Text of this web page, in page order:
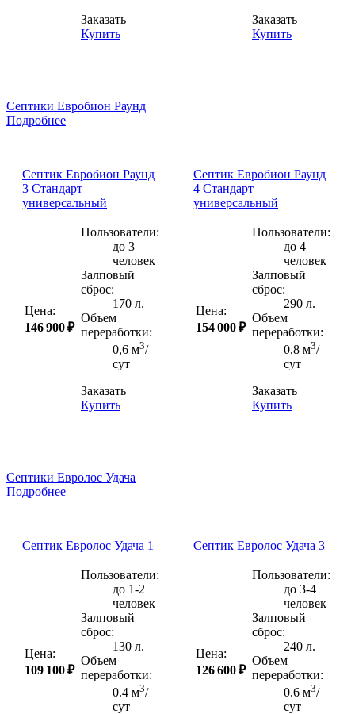
Заказать
Купить
Заказать
Купить
Септики Евробион Раунд
Подробнее
Септик Евробион Раунд
3 Стандарт
универсальный
Цена:
146 900 ₽
Пользователи:
до 3
человек
Залповый
сброс:
170 л.
Объем
переработки:
0,6 м3/
сут
Заказать
Купить
Септик Евробион Раунд
4 Стандарт
универсальный
Цена:
154 000 ₽
Пользователи:
до 4
человек
Залповый
сброс:
290 л.
Объем
переработки:
0,8 м3/
сут
Заказать
Купить
Септики Евролос Удача
Подробнее
Септик Евролос Удача 1
Цена:
109 100 ₽
Пользователи:
до 1-2
человек
Залповый
сброс:
130 л.
Объем
переработки:
0.4 м3/
сут
Септик Евролос Удача 3
Цена:
126 600 ₽
Пользователи:
до 3-4
человек
Залповый
сброс:
240 л.
Объем
переработки:
0.6 м3/
сут